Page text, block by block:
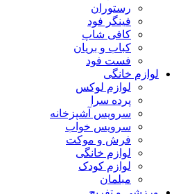
رستوران
فینگر فود
کافی شاپ
کباب و بریان
فست فود
لوازم خانگی
لوازم لوکس
پرده سرا
سرویس آشپزخانه
سرویس خواب
فرش و موکت
لوازم خانگی
لوازم کودک
مبلمان